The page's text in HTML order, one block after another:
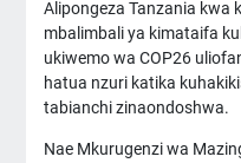
Alipongeza Tanzania kwa
mbalimbali ya kimataifa
ukiwemo wa COP26
hatua nzuri katika
tabianchi zinaondoshwa.
Nae Mkurugenzi wa